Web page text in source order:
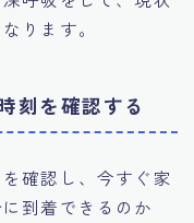
ります。
刻を確認する
確認し、今すぐ家
到着できるのか